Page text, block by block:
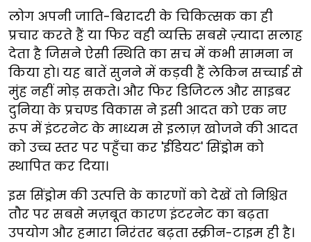
लोग अपनी जाति-बिरादरी के चिकित्सक का ही
प्रचार करते हैं या फिर वही व्यक्ति सबसे ज़्यादा सलाह
देता है जिसने ऐसी स्थिति का सच में कभी सामना न
किया हो। यह बातें सुनने में कड़वी हैं लेकिन सच्चाई से
मुंह नहीं मोड़ सकते। और फिर डिजिटल और साइबर
दुनिया के प्रचण्ड विकास ने इसी आदत को एक नए
रूप में इंटरनेट के माध्यम से इलाज़ खोजने की आदत
को उच्च स्तर पर पहुँचा कर 'ईडियट' सिंड्रोम को
स्थापित कर दिया।
इस सिंड्रोम की उत्पत्ति के कारणों को देखें तो निश्चित
तौर पर सबसे मज़बूत कारण इंटरनेट का बढ़ता
उपयोग और हमारा निरंतर बढ़ता स्क्रीन-टाइम ही है।